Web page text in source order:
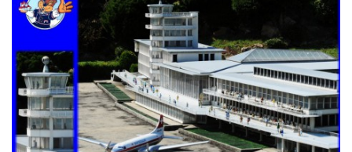
GALERIE
KONTAKT
© 2026 eStránky.cz